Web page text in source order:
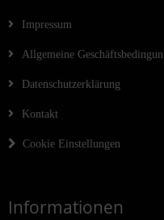
Impressum
Allgemeine
Datenschutzerklärung
Kontakt
Cookie Einstellungen
Informationen